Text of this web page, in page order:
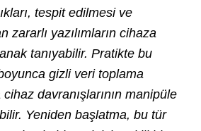
tespit edilmesi ve
zararlı yazılımların cihaza
tanıyabilir. Pratikte bu
gizli veri toplama
davranışlarının manipüle
Yeniden başlatma, bu tür